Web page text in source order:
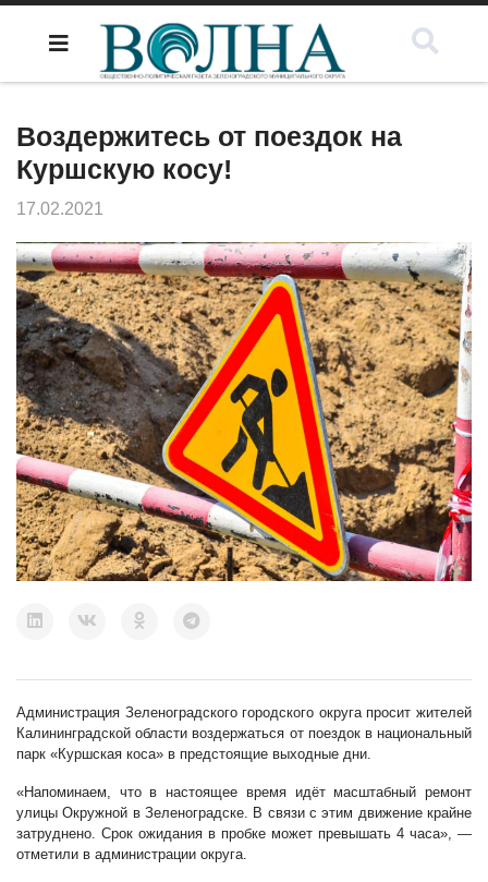
Воздержитесь от поездок на
Куршскую косу!
17.02.2021
Администрация Зеленоградского городского округа просит жителей
Калининградской области воздержаться от поездок в национальный
парк «Куршская коса» в предстоящие выходные дни.
«Напоминаем, что в настоящее время идёт масштабный ремонт
улицы Окружной в Зеленоградске. В связи с этим движение крайне
затруднено. Срок ожидания в пробке может превышать 4 часа», —
отметили в администрации округа.